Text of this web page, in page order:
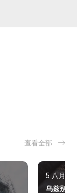
查看全部
5 八月
乌兹别克